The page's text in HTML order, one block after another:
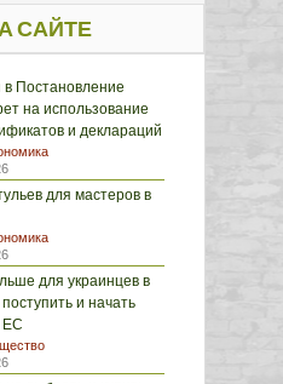
САЙТЕ
Постановление
на использование
и деклараций
для мастеров в
для украинцев в
и начать
ЕС